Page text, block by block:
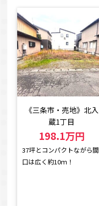
《三条市・売地》北入
蔵1丁目
198.1万円
37坪とコンパクトながら間
口は広く約10ｍ！